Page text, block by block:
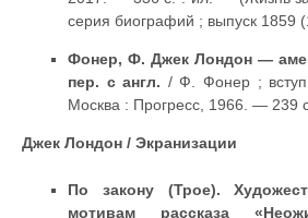
серия биографий ; выпуск 1859
Фонер, Ф. Джек Лондон —
пер. с англ. / Ф. Фонер ;
Москва : Прогресс, 1966. — 239
Джек Лондон / Экранизации
По закону (Трое).
мотивам рассказа